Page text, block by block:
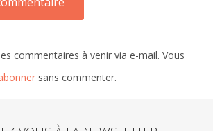
commentaires à venir via e-mail. Vous
sans commenter.